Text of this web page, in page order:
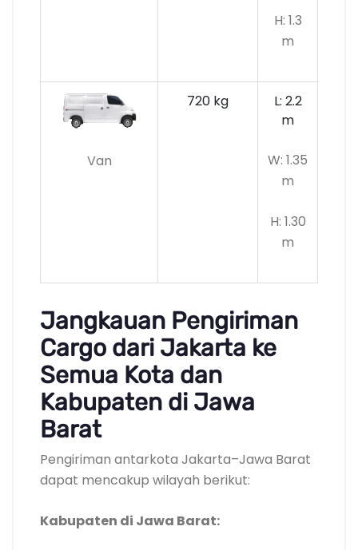
H: 1.3
m
Van
720 kg
L: 2.2
m
W: 1.35
m
H: 1.30
m
Jangkauan Pengiriman
Cargo dari Jakarta ke
Semua Kota dan
Kabupaten di Jawa
Barat
Pengiriman antarkota Jakarta–Jawa Barat
dapat mencakup wilayah berikut:
Kabupaten di Jawa Barat: